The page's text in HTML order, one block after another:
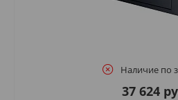
Наличие по
37 624